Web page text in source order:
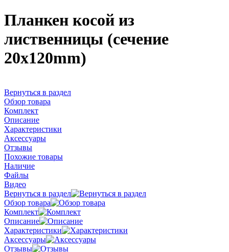
Планкен косой из
лиственницы (сечение
20х120mm)
Вернуться в раздел
Обзор товара
Комплект
Описание
Характеристики
Аксессуары
Отзывы
Похожие товары
Наличие
Файлы
Видео
Вернуться в раздел
Обзор товара
Комплект
Описание
Характеристики
Аксессуары
Отзывы